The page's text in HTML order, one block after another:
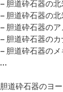
– 胆道砕石器の
– 胆道砕石器の
– 胆道砕石器の
– 胆道砕石器の
– 胆道砕石器の
…
胆道砕石器のヨ